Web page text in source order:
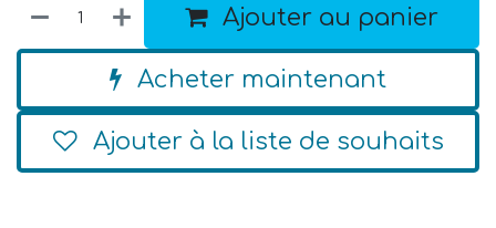
Ajouter au panier
Acheter maintenant
Ajouter à la liste de souhaits